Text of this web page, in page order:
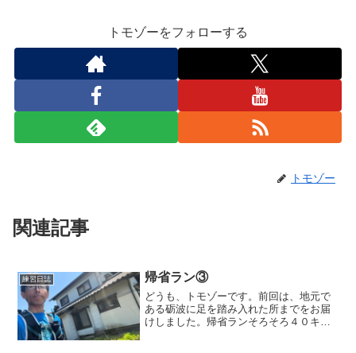
トモゾーをフォローする
トモゾー
関連記事
練習日誌 帰省ラン③
どうも、トモゾーです。前回は、地元で
ある砺波に足を踏み入れた所までをお届
けしました。帰省ランそろそろ４０キロ